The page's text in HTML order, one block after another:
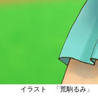
イラスト 「荒駒るみ